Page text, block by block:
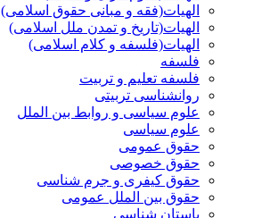
الهیات(فقه و مبانی حقوق اسلامی)
الهیات(تاریخ و تمدن ملل اسلامی)
الهیات(فلسفه و کلام اسلامی)
فلسفه
فلسفه تعلیم و تربیت
روانشناسی تربیتی
علوم سیاسی و روابط بین الملل
علوم سیاسی
حقوق عمومی
حقوق خصوصی
حقوق کیفری و جرم شناسی
حقوق بین الملل عمومی
باستان شناسی